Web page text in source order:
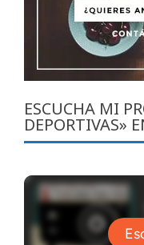
ESCUCHA MI
DEPORTIVAS»